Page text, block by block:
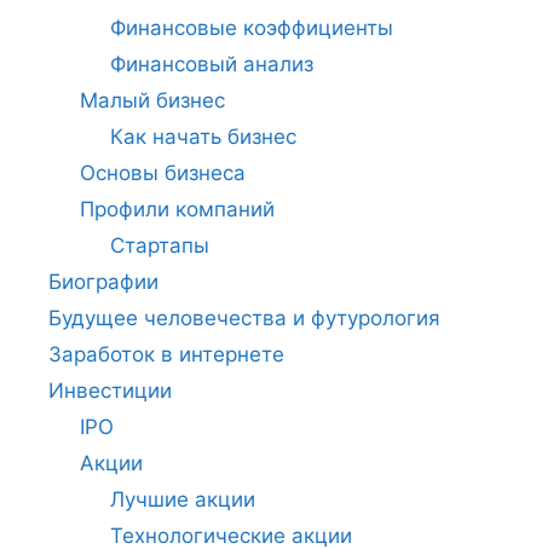
Финансовые коэффициенты
Финансовый анализ
Малый бизнес
Как начать бизнес
Основы бизнеса
Профили компаний
Стартапы
Биографии
Будущее человечества и футурология
Заработок в интернете
Инвестиции
IPO
Акции
Лучшие акции
Технологические акции